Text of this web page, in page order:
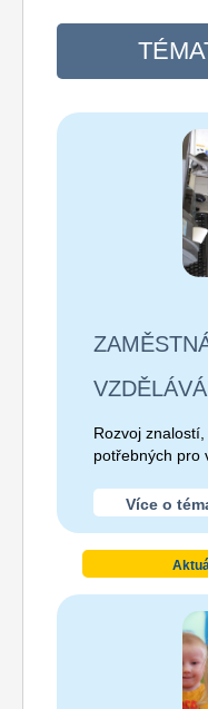
Rozvoj
potřebných pro
Více o